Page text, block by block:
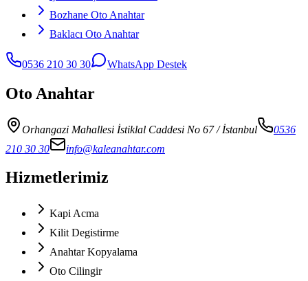
Bozhane Oto Anahtar
Baklacı Oto Anahtar
0536 210 30 30 WhatsApp Destek
Oto Anahtar
Orhangazi Mahallesi İstiklal Caddesi No 67/ İstanbul
0536
210 30 30
info@kaleanahtar.com
Hizmetlerimiz
Kapi Acma
Kilit Degistirme
Anahtar Kopyalama
Oto Cilingir